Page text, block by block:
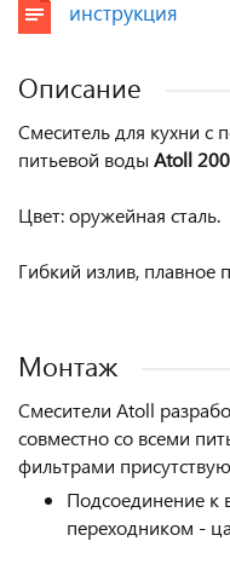
инструкция
Описание
Смеситель для кухни с
питьевой воды Atoll
Цвет:оружейная сталь.
Гибкий излив, плавное
Монтаж
Смесители Atoll
совместно со всеми
фильтрами
Подсоединение к
переходником -